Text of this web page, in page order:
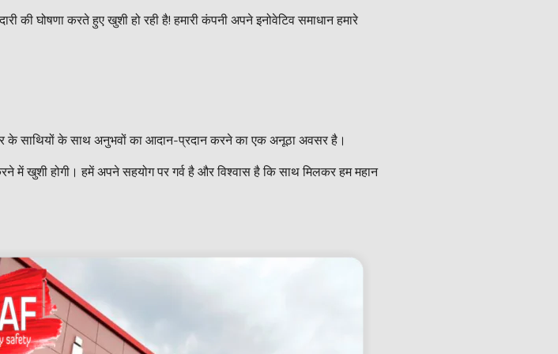
की घोषणा करते हुए खुशी हो रही है! हमारी कंपनी अपने इनोवेटिव समाधान हमारे
के साथियों के साथ अनुभवों का आदान-प्रदान करने का एक अनूठा अवसर है।
खुशी होगी। हमें अपने सहयोग पर गर्व है और विश्वास है कि साथ मिलकर हम महान